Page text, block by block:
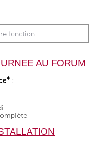
AU FORUM
: